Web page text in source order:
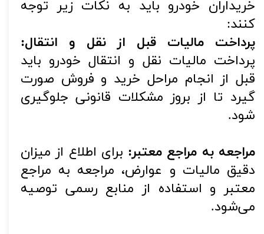
خریداران خودرو باید به نکات زیر توجه
کنند:
پرداخت مالیات قبل از نقل و انتقال:
پرداخت مالیات نقل و انتقال خودرو باید
قبل از انجام مراحل خرید و فروش صورت
گیرد تا از بروز مشکلات قانونی جلوگیری
شود.
مراجعه به مراجع معتبر: برای اطلاع از میزان
دقیق مالیات و عوارض، مراجعه به مراجع
معتبر و استفاده از منابع رسمی توصیه
می‌شود.